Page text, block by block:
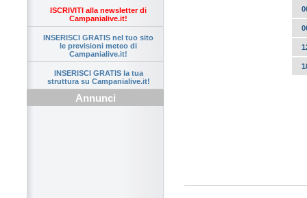
ISCRIVITI alla newsletter di
Campanialive.it!
INSERISCI GRATIS nel tuo sito
le previsioni meteo di
Campanialive.it!
INSERISCI GRATIS la tua
struttura su Campanialive.it!
Annunci